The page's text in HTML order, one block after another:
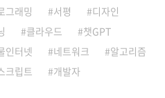
그래밍 서평
디자인
클라우드
챗GPT
인터넷 네트워크
알고리즘
크립트 개발자